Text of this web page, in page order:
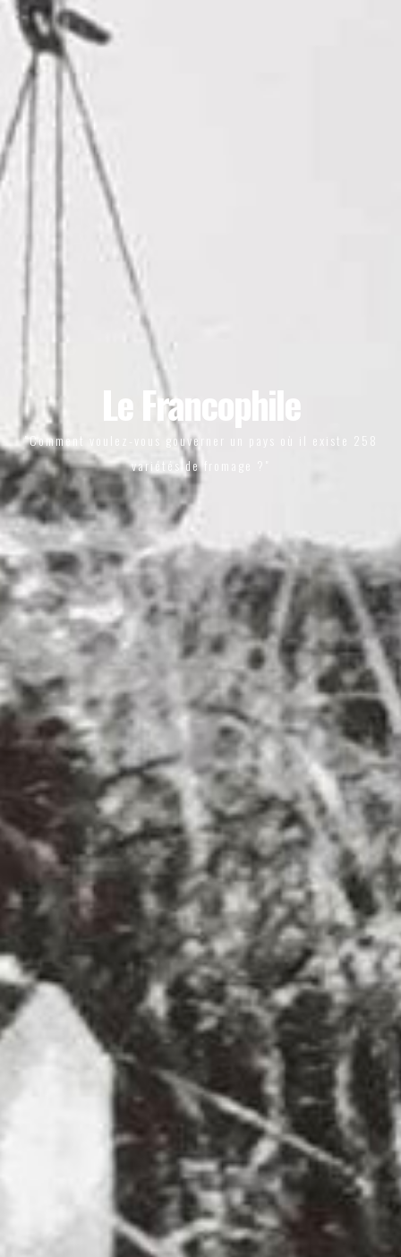
Le Francophile
"Comment voulez-vous gouverner un pays où il existe 258
variétés de fromage ?"